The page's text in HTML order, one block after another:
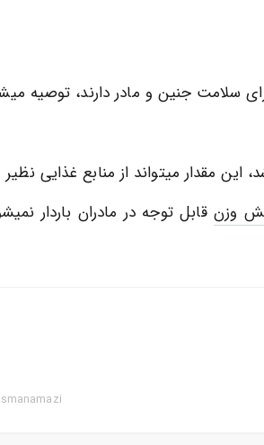
سلامت جنین و مادر دارند، توصیه
وزن قابل توجه در مادران باردار